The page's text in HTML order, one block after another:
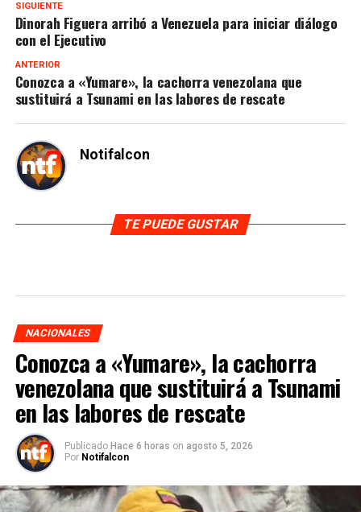
SIGUIENTE
Dinorah Figuera arribó a Venezuela para iniciar diálogo
con el Ejecutivo
ANTERIOR
Conozca a «Yumare», la cachorra venezolana que
sustituirá a Tsunami en las labores de rescate
Notifalcon
TE PUEDE GUSTAR
NACIONALES
Conozca a «Yumare», la cachorra
venezolana que sustituirá a Tsunami
en las labores de rescate
Publicado Hace 6 horas on agosto 5, 2026
Por Notifalcon